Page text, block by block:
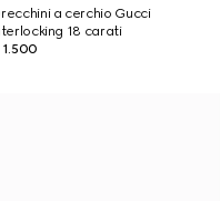
a cerchio Gucci
18 carati